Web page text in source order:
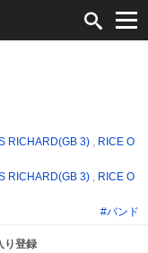
RICHARD(GB 3) , RICE O
RICHARD(GB 3) , RICE O
#バンド
り登録